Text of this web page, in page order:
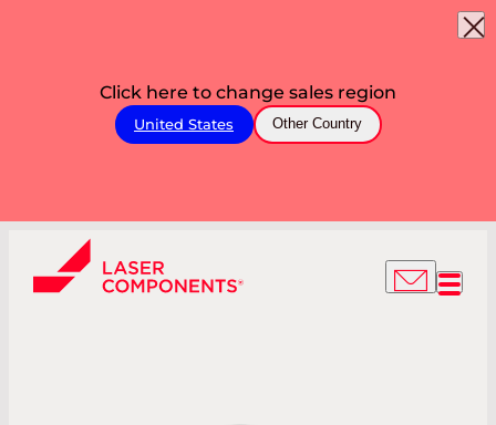
Click here to change sales region
United States Other Country